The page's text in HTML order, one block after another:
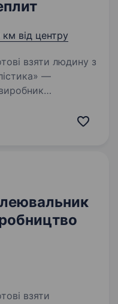
км від центру
взяти людину з
Наша ТМ
взяти